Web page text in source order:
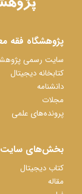
پژوهشگاه فقه
سایت رسمی
کتابخانه دیجیتال
دانشنامه
مجلات
پرونده‌های علمی
بخش‌های سایت
کتاب دیجیتال
مقاله